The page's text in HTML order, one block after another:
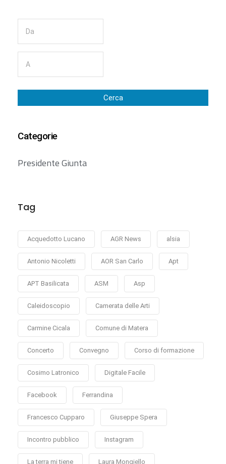
Cerca
Categorie
Presidente Giunta
Tag
Acquedotto Lucano AGR News alsia
Antonio Nicoletti AOR San Carlo Apt
APT Basilicata ASM Asp
Caleidoscopio Camerata delle Arti
Carmine Cicala Comune di Matera
Concerto Convegno Corso di formazione
Cosimo Latronico Digitale Facile
Facebook Ferrandina
Francesco Cupparo Giuseppe Spera
Incontro pubblico Instagram
La terra mi tiene Laura Mongiello